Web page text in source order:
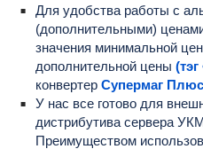
Для удобства работы с
(дополнительными)
значения минимальной
дополнительной цены
конвертер Супермаг
У нас все готово для
дистрибутива сервера
Преимуществом